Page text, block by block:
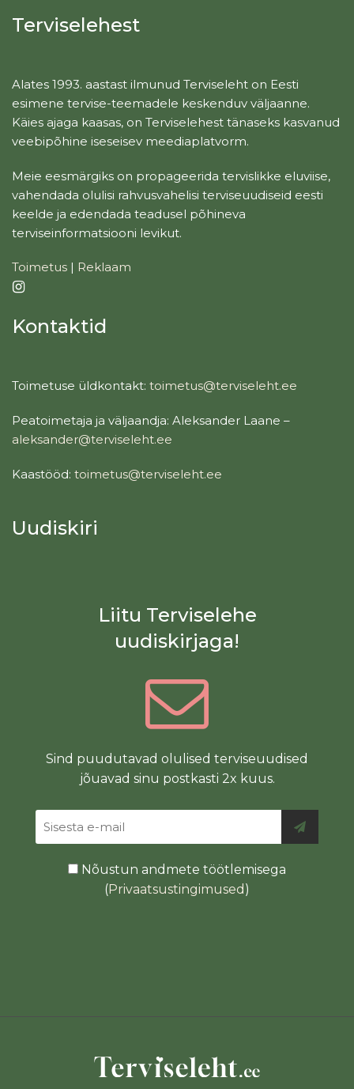
Terviselehest
Alates 1993. aastast ilmunud Terviseleht on Eesti
esimene tervise-teemadele keskenduv väljaanne.
Käies ajaga kaasas, on Terviselehest tänaseks kasvanud
veebipõhine iseseisev meediaplatvorm.
Meie eesmärgiks on propageerida tervislikke eluviise,
vahendada olulisi rahvusvahelisi terviseuudiseid eesti
keelde ja edendada teadusel põhineva
terviseinformatsiooni levikut.
Toimetus | Reklaam
Kontaktid
Toimetuse üldkontakt: toimetus@terviseleht.ee
Peatoimetaja ja väljaandja: Aleksander Laane –
aleksander@terviseleht.ee
Kaastööd: toimetus@terviseleht.ee
Uudiskiri
Liitu Terviselehe
uudiskirjaga!
Sind puudutavad olulised terviseuudised
jõuavad sinu postkasti 2x kuus.
Nõustun andmete töötlemisega
(Privaatsustingimused )